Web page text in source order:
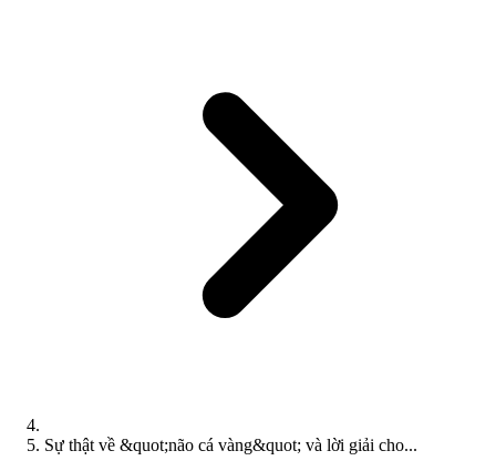
Sự thật về &quot;não cá vàng&quot; và lời giải cho...